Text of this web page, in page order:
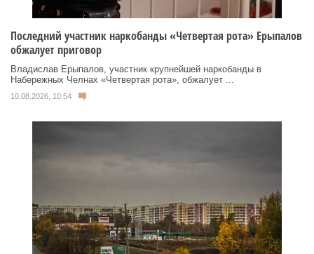
Последний участник наркобанды «Четвертая рота» Ерыпалов
обжалует приговор
Владислав Ерыпалов, участник крупнейшей наркобанды в
Набережных Челнах «Четвертая рота», обжалует ...
10.08.2026, 10:54